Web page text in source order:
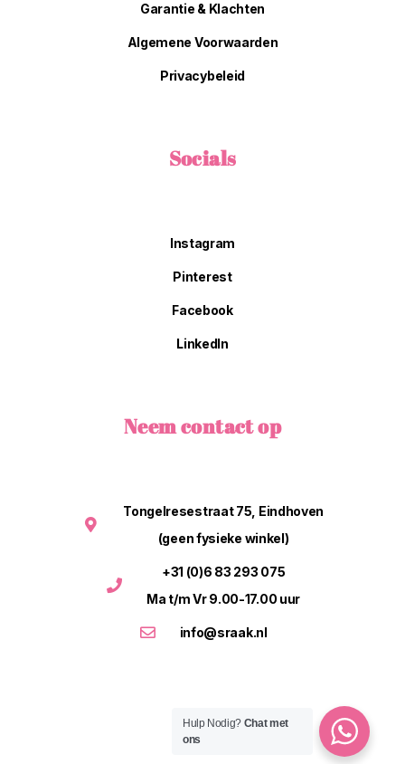
Garantie & Klachten
Algemene Voorwaarden
Privacybeleid
Socials
Instagram
Pinterest
Facebook
LinkedIn
Neem contact op
Tongelresestraat 75, Eindhoven
(geen fysieke winkel)
+31 (0)6 83 293 075
Ma t/m Vr 9.00-17.00 uur
info@sraak.nl
Hulp Nodig? Chat met
ons